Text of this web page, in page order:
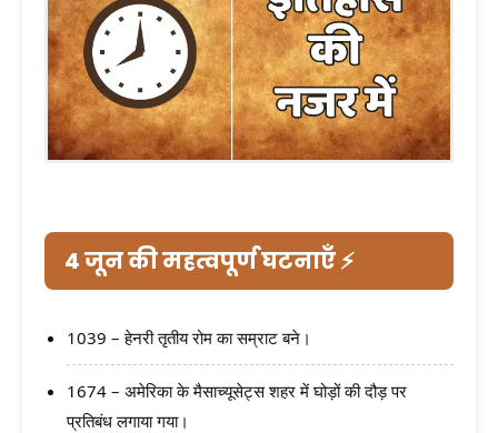
4 जून की महत्वपूर्ण घटनाएँ ⚡
1039 – हेनरी तृतीय रोम का सम्राट बने।
1674 – अमेरिका के मैसाच्यूसेट्स शहर में घोड़ों की दौड़ पर
प्रतिबंध लगाया गया।